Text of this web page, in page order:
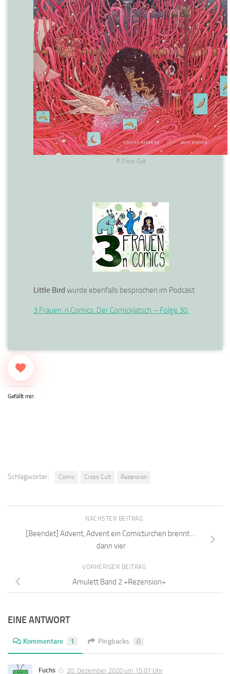
© Cross Cult
Little Bird wurde ebenfalls besprochen im Podcast
3 Frauen. n Comics. Der Comicklatsch – Folge 30.
Gefällt mir:
Schlagwörter: Comic Cross Cult Rezension
NÄCHSTER BEITRAG
[Beendet] Advent, Advent ein Comictürchen brennt …
dann vier
VORHERIGER BEITRAG
Amulett Band 2 +Rezension+
EINE ANTWORT
Kommentare 1 Pingbacks 0
Fuchs
20. Dezember 2020 um 15:07 Uhr